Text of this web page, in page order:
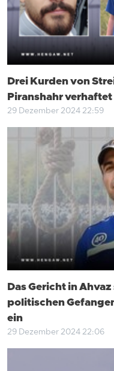
Drei Kurden von
Piranshahr verhaftet
29 Dezember 2024 22:59
Das Gericht in
politischen
ein
29 Dezember 2024 22:06